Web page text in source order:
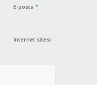
E-posta *
İnternet sitesi